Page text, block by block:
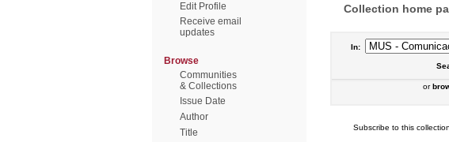
Edit Profile
Receive email
updates
Browse
Communities
& Collections
Issue Date
Author
Title
Collection home
In:
or
Subscribe to this